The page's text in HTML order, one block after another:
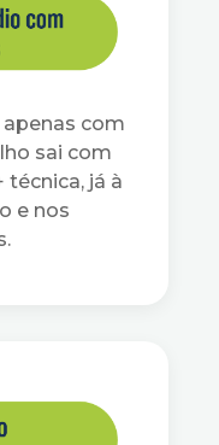
com
sai com
já à
e nos